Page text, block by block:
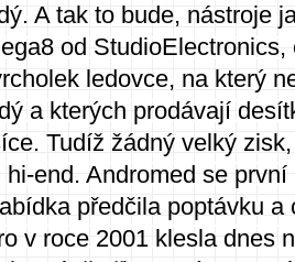
A tak to bude, nástroje
od StudioElectronics,
ledovce, na který
a kterých prodávají
Tudíž žádný velký
end. Andromed se
předčila poptávku a
v roce 2001 klesla dnes